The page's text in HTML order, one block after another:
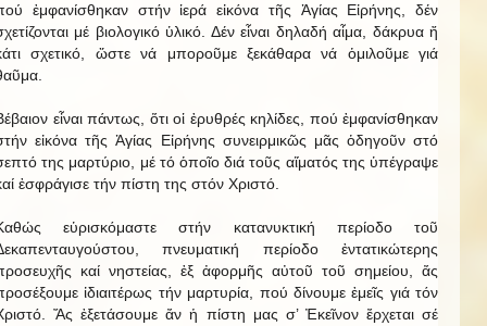
ἐμφανίσθηκαν στήν ἱερά εἰκόνα τῆς Ἁγίας Εἰρήνης, δέν
μέ βιολογικό ὑλικό. Δέν εἶναι δηλαδή αἷμα, δάκρυα ἤ
σχετικό, ὥστε νά μποροῦμε ξεκάθαρα νά ὁμιλοῦμε γιά
εἶναι πάντως, ὅτι οἱ ἐρυθρές κηλίδες, πού ἐμφανίσθηκαν
εἰκόνα τῆς Ἁγίας Εἰρήνης συνειρμικῶς μᾶς ὁδηγοῦν στό
της μαρτύριο, μέ τό ὁποῖο διά τοῦς αἵματός της ὑπέγραψε
ἐσφράγισε τήν πίστη της στόν Χριστό.
εὑρισκόμαστε στήν κατανυκτική περίοδο τοῦ
πνευματική περίοδο ἐντατικώτερης
καί νηστείας, ἐξ ἀφορμῆς αὐτοῦ τοῦ σημείου, ἄς
ἰδιαιτέρως τήν μαρτυρία, πού δίνουμε ἐμεῖς γιά τόν
Ἄς ἐξετάσουμε ἄν ἡ πίστη μας σ’ Ἐκεῖνον ἔρχεται σέ